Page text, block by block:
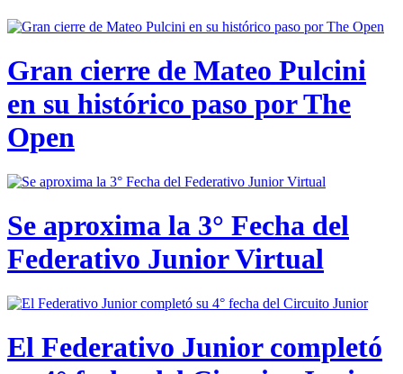
Gran cierre de Mateo Pulcini
en su histórico paso por The
Open
Se aproxima la 3° Fecha del
Federativo Junior Virtual
El Federativo Junior completó